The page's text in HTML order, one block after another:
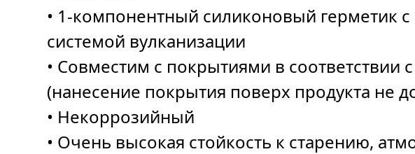
• 1-компонентный силиконовый герметик
системой вулканизации
• Совместим с покрытиями в соответствии
(нанесение покрытия поверх продукта не
• Некоррозийный
• Очень высокая стойкость к старению,